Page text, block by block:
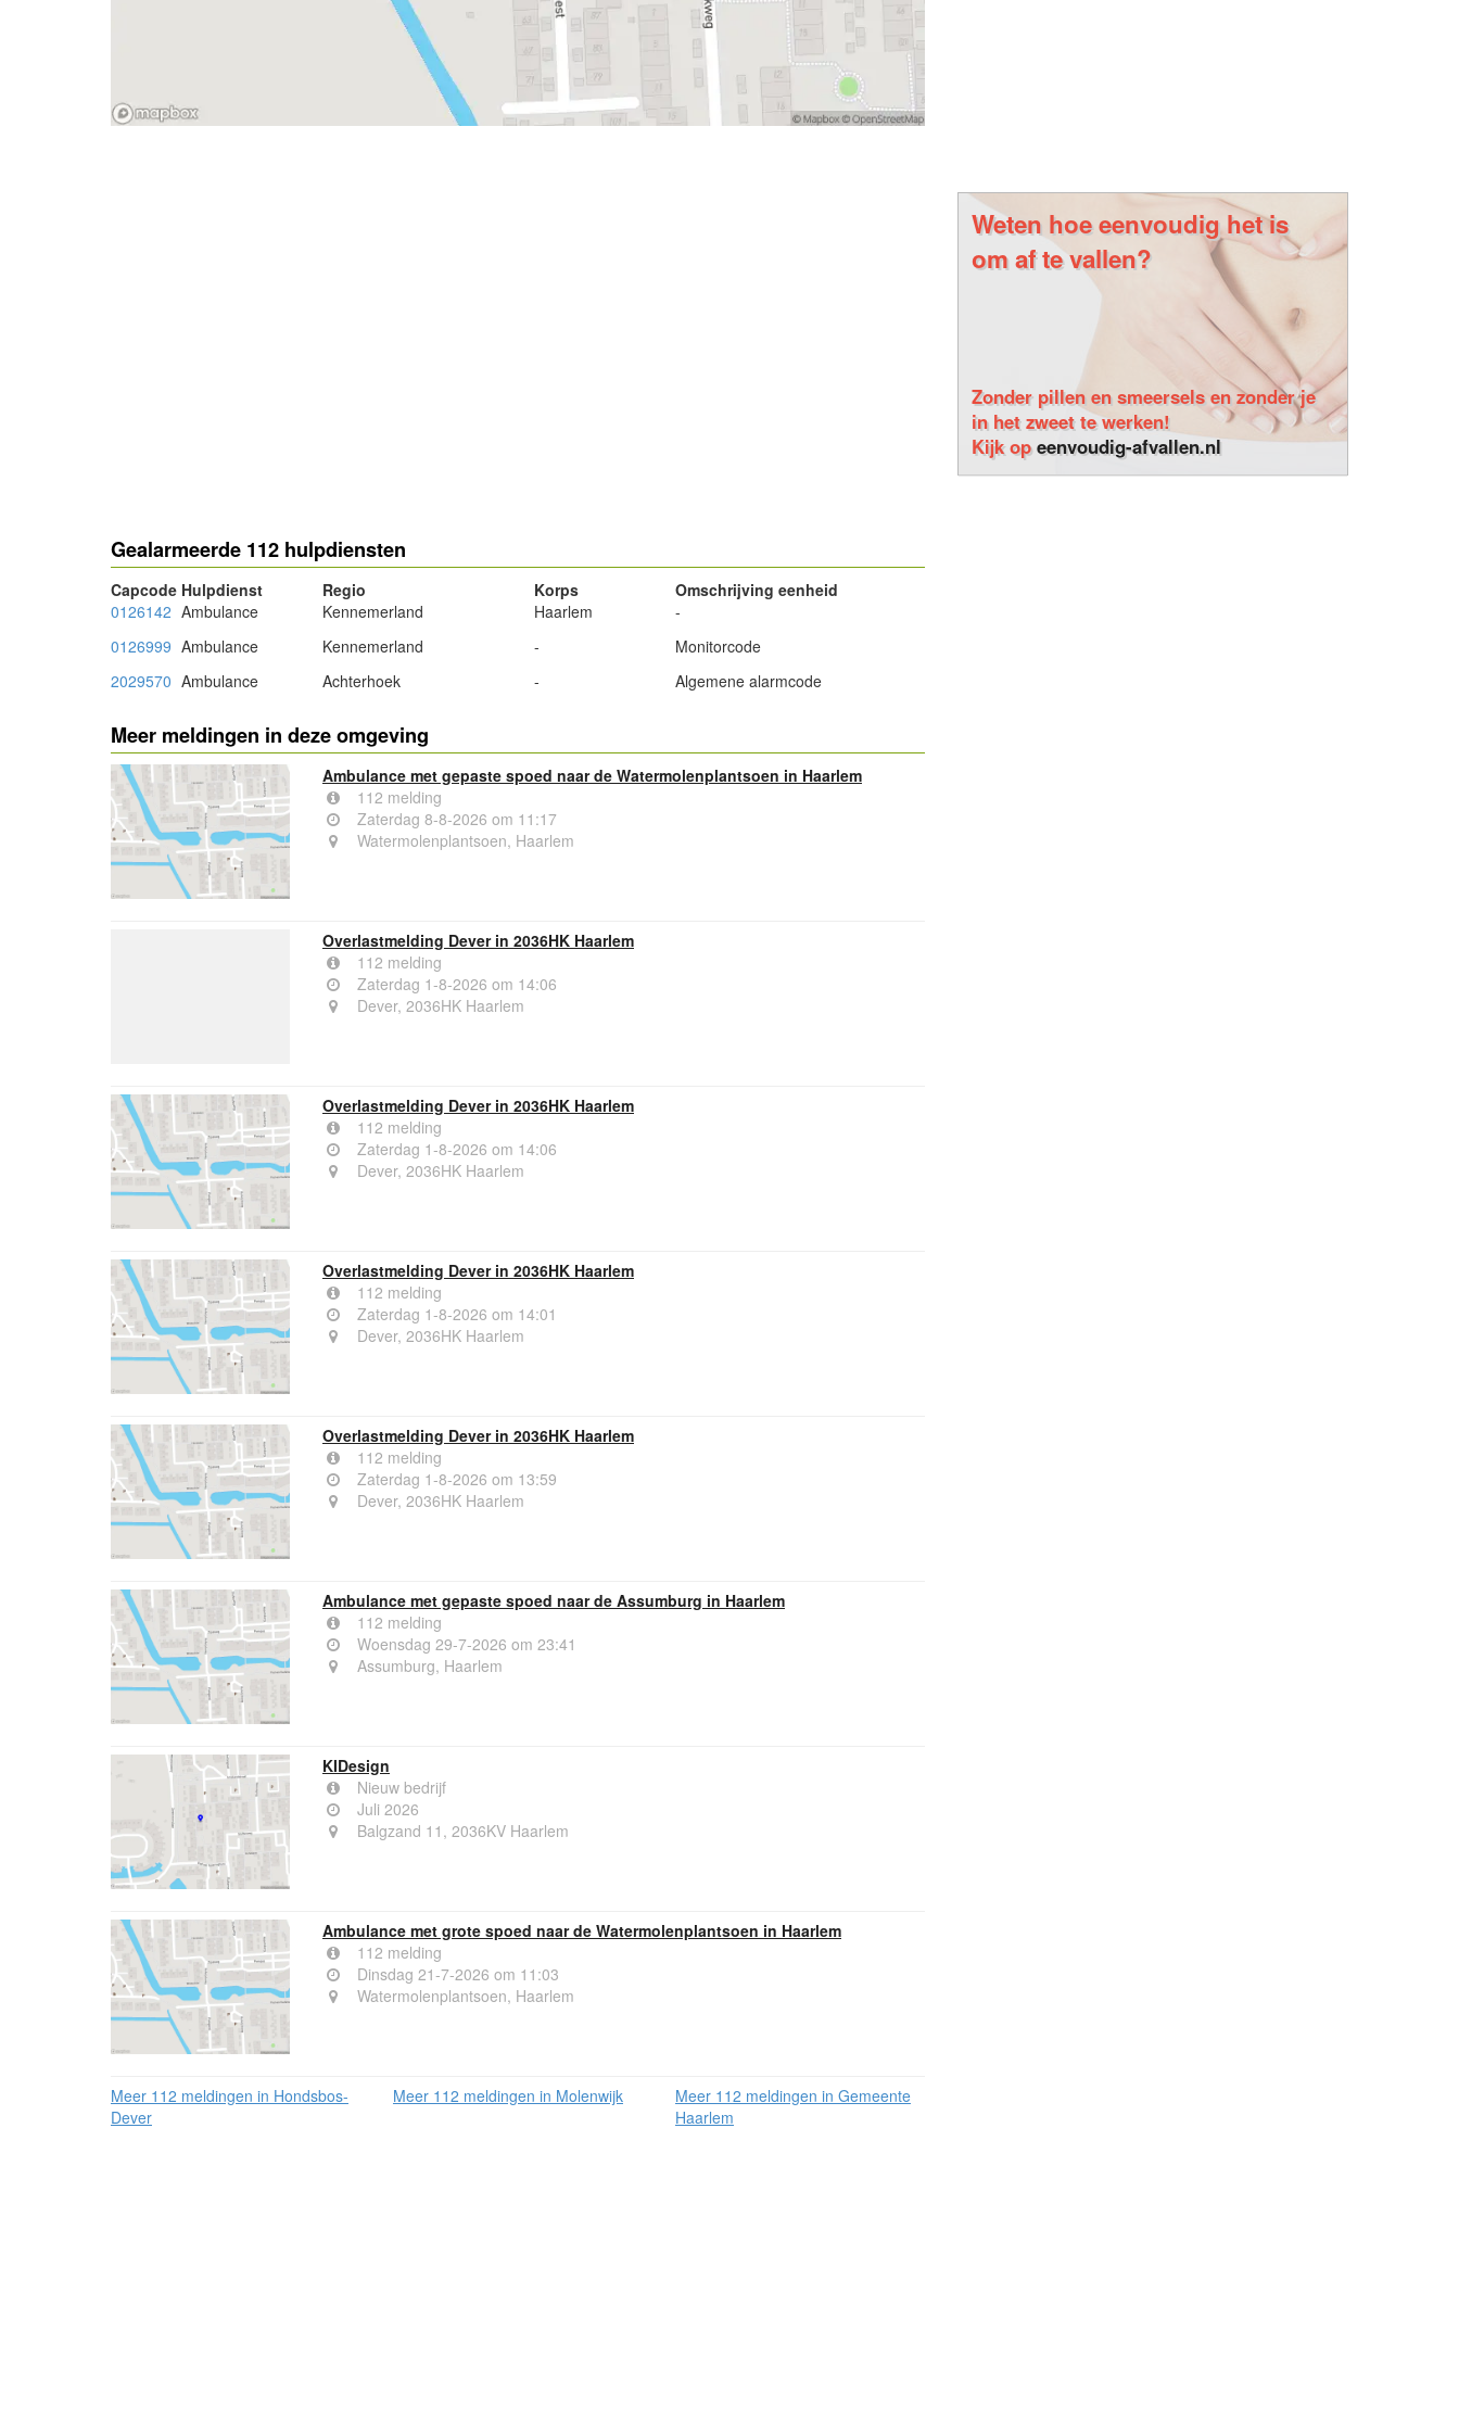
Gealarmeerde 112 hulpdiensten
Capcode Hulpdienst Regio Korps
Omschrijving eenheid
0126142 Ambulance Kennemerland Haarlem
-
0126999 Ambulance Kennemerland -
Monitorcode
2029570 Ambulance Achterhoek - Algemene alarmcode
Meer meldingen in deze omgeving
Ambulance met gepaste spoed naar de Watermolenplantsoen in Haarlem
112 melding
Zaterdag 8-8-2026 om 11:17
Watermolenplantsoen, Haarlem
Overlastmelding Dever in 2036HK Haarlem
112 melding
Zaterdag 1-8-2026 om 14:06
Dever, 2036HK Haarlem
Overlastmelding Dever in 2036HK Haarlem
112 melding
Zaterdag 1-8-2026 om 14:06
Dever, 2036HK Haarlem
Overlastmelding Dever in 2036HK Haarlem
112 melding
Zaterdag 1-8-2026 om 14:01
Dever, 2036HK Haarlem
Overlastmelding Dever in 2036HK Haarlem
112 melding
Zaterdag 1-8-2026 om 13:59
Dever, 2036HK Haarlem
Ambulance met gepaste spoed naar de Assumburg in Haarlem
112 melding
Woensdag 29-7-2026 om 23:41
Assumburg, Haarlem
KIDesign
Nieuw bedrijf
Juli 2026
Balgzand 11, 2036KV Haarlem
Ambulance met grote spoed naar de Watermolenplantsoen in Haarlem
112 melding
Dinsdag 21-7-2026 om 11:03
Watermolenplantsoen, Haarlem
Meer 112 meldingen in Hondsbos-
Dever
Meer 112 meldingen in Molenwijk
Meer 112 meldingen in Gemeente
Haarlem
Weten hoe eenvoudig het is
om af te vallen?
Zonder pillen en smeersels en zonder je
in het zweet te werken!
Kijk opeenvoudig-afvallen.nl